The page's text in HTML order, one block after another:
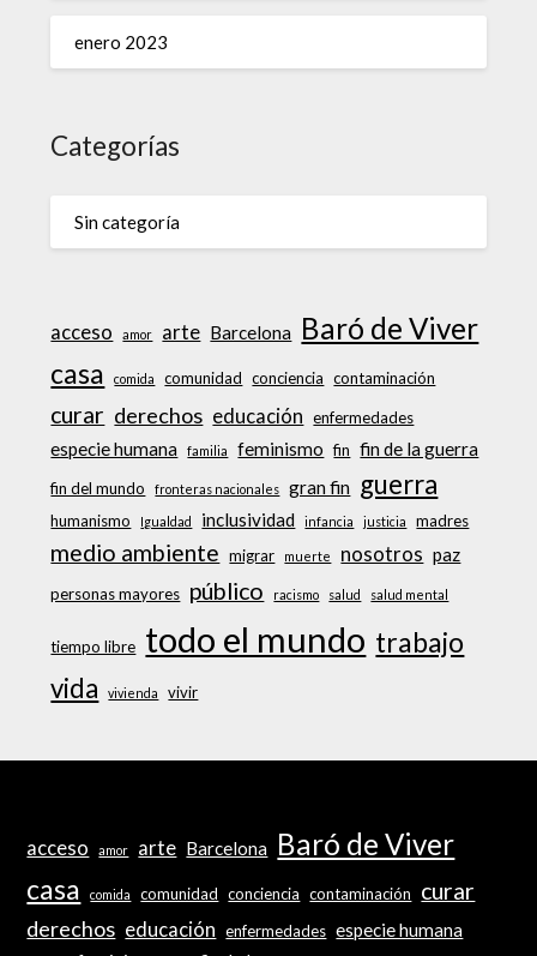
enero 2023
Categorías
Sin categoría
acceso amor arte Barcelona Baró de Viver
casa comida comunidad conciencia contaminación
curar derechos educación enfermedades
especie humana familia feminismo fin fin de la guerra
fin del mundo fronteras nacionales gran fin guerra
humanismo Igualdad inclusividad infancia justicia madres
medio ambiente migrar muerte nosotros paz
personas mayores público racismo salud salud mental
tiempo libre todo el mundo trabajo
vida vivienda vivir
acceso amor arte Barcelona Baró de Viver
casa comida comunidad conciencia contaminación curar
derechos educación enfermedades especie humana